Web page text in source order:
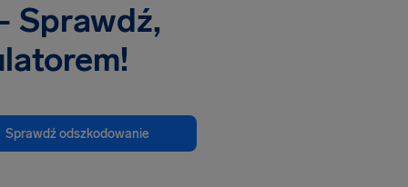
Sprawdź,
Sprawdź odszkodowanie